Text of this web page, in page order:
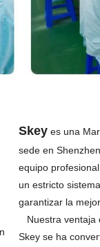
Skeyes una
sede en
equipo
un estricto
garantizar la
Nuestra ventaja
Skey se ha